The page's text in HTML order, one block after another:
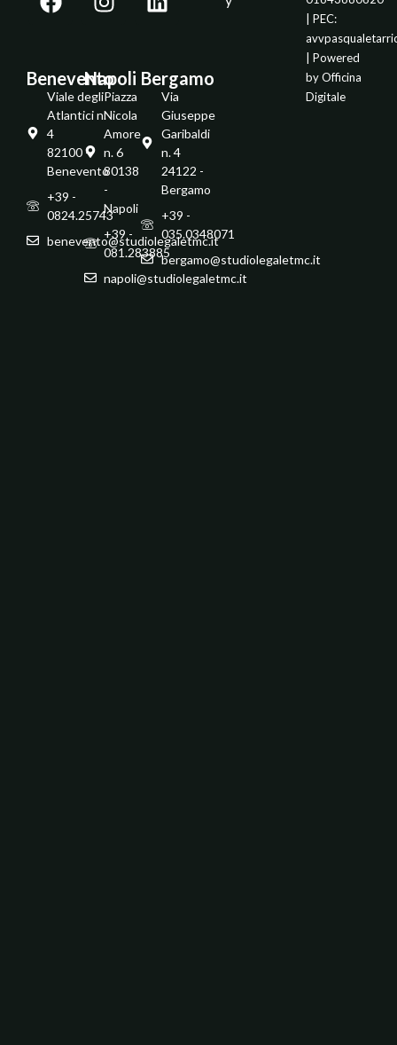
Benevento
Viale degli
Atlantici n.
4
82100 -
Benevento
+39 -
0824.25743
benevento@studiolegaletmc.it
Napoli
Piazza
Nicola
Amore
n. 6
80138
-
Napoli
+39 -
081.283885
napoli@studiolegaletmc.it
Bergamo
Via
Giuseppe
Garibaldi
n. 4
24122 -
Bergamo
+39 -
035.0348071
bergamo@studiolegaletmc.it
| PEC:
| Powered
byOfficina
Digitale